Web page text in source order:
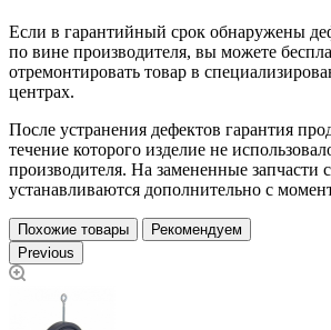
Если в гарантийный срок обнаружены
по вине производителя, вы можете
отремонтировать товар в
центрах.
После устранения дефектов гарантия
течение которого изделие не
производителя. На замененные запчасти
устанавливаются дополнительно с
Похожие товары
Рекомендуем
Previous